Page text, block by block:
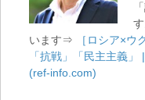
います⇒
［ロシア×ウ
「抗戦」「民主主義
(ref-info.com)